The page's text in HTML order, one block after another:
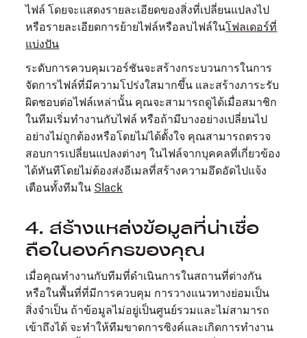
ไฟล์ โดยจะแสดงรายละเอียดของสิ่งที่เปลี่ยนแปลงไป
หรือรายละเอียดการย้ายไฟล์หรือลบไฟล์ในโฟลเดอร์ที่
แบ่งปัน
ระดับการควบคุมเวอร์ชันจะสร้างกระบวนการในการ
จัดการไฟล์ที่มีความโปร่งใสมากขึ้น และสร้างภาระรับ
ผิดชอบต่อไฟล์เหล่านั้น คุณจะสามารถดูได้เมื่อสมาชิก
ในทีมเริ่มทำงานกับไฟล์ หรือถ้ามีบางอย่างเปลี่ยนไป
อย่างไม่ถูกต้องหรือโดยไม่ได้ตั้งใจ คุณสามารถตรวจ
สอบการเปลี่ยนแปลงต่างๆ ในไฟล์จากบุคคลที่เกี่ยวข้อง
ได้ทันทีโดยไม่ต้องส่งอีเมลที่สร้างความอึดอัดไปแจ้ง
เตือนทั้งทีมใน Slack
4. สร้างแหล่งข้อมูลที่น่าเชื่อ
ถือในองค์กรของคุณ
เมื่อคุณทำงานกับทีมที่ดำเนินการในสถานที่ต่างกัน
หรือในพื้นที่ที่มีการควบคุม การวางแนวทางย่อมเป็น
สิ่งจำเป็น ถ้าข้อมูลไม่อยู่เป็นศูนย์รวมและไม่สามารถ
เข้าถึงได้ จะทำให้ทีมขาดการซิงค์และเกิดการทำงาน